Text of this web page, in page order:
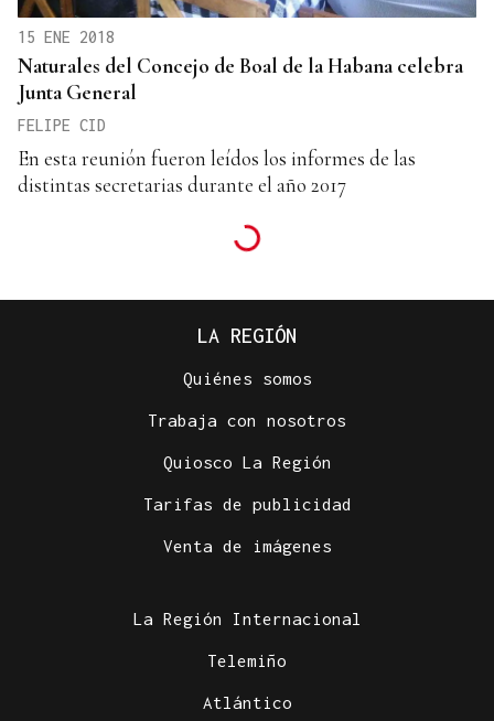
15 ENE 2018
Naturales del Concejo de Boal de la Habana celebra
Junta General
FELIPE CID
En esta reunión fueron leídos los informes de las
distintas secretarias durante el año 2017
LA REGIÓN
Quiénes somos
Trabaja con nosotros
Quiosco La Región
Tarifas de publicidad
Venta de imágenes
La Región Internacional
Telemiño
Atlántico